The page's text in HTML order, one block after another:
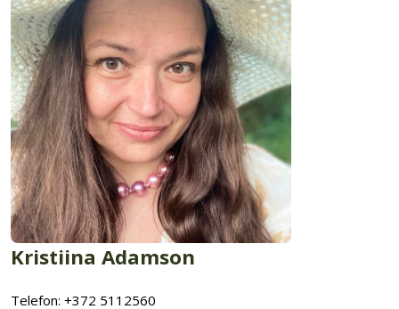
Kristiina Adamson
Telefon: +372 5112560